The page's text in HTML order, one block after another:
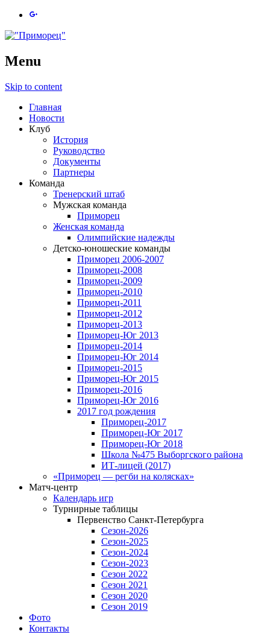
Menu
Skip to content
Главная
Новости
Клуб
История
Руководство
Документы
Партнеры
Команда
Тренерский штаб
Мужская команда
Приморец
Женская команда
Олимпийские надежды
Детско-юношеские команды
Приморец 2006-2007
Приморец-2008
Приморец-2009
Приморец-2010
Приморец-2011
Приморец-2012
Приморец-2013
Приморец-Юг 2013
Приморец-2014
Приморец-Юг 2014
Приморец-2015
Приморец-Юг 2015
Приморец-2016
Приморец-Юг 2016
2017 год рождения
Приморец-2017
Приморец-Юг 2017
Приморец-Юг 2018
Школа №475 Выборгского района
ИТ-лицей (2017)
«Приморец — регби на колясках»
Матч-центр
Календарь игр
Турнирные таблицы
Первенство Санкт-Петербурга
Сезон-2026
Сезон-2025
Сезон-2024
Сезон-2023
Сезон 2022
Сезон 2021
Сезон 2020
Сезон 2019
Фото
Контакты